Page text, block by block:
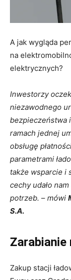
A jak wygląda
na
elektrycznych?
Inwestorzy
niezawodnego
bezpieczeństwa
ramach jednej
obsługę
parametrami
także wsparcie i
cechy udało
potrzeb. – mówi
S.A.
Zakup stacji